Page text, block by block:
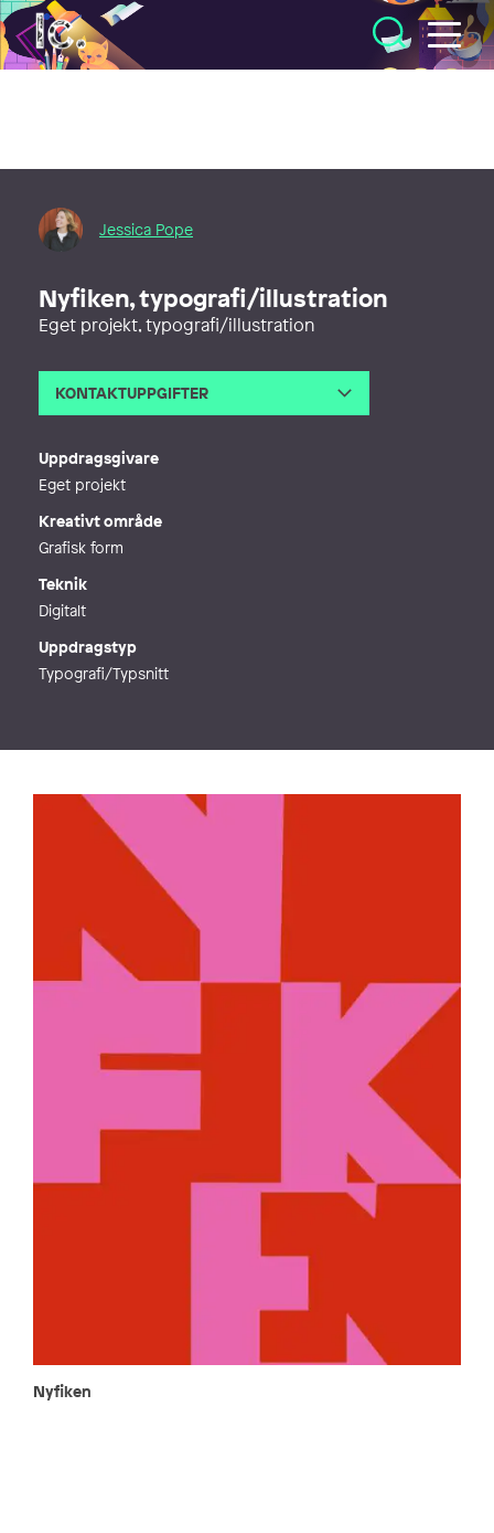
Illustratörcentrum
Jessica Pope
Nyfiken, typografi/illustration
Eget projekt, typografi/illustration
KONTAKTUPPGIFTER
Uppdragsgivare
Eget projekt
Kreativt område
Grafisk form
Teknik
Digitalt
Uppdragstyp
Typografi/Typsnitt
Nyfiken